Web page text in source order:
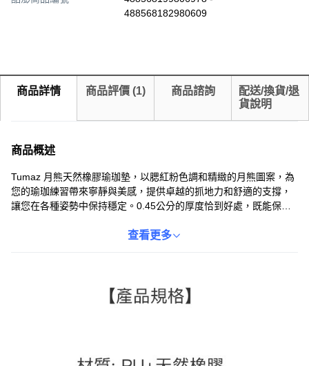
488568182980609
商品詳情 商品評價 (1) 商品諮詢
配送/換貨/退
貨說明
商品概述
Tumaz 月熊天然橡膠瑜珈墊，以腮紅粉色調和精緻的月熊圖案，為
您的瑜珈練習帶來寧靜與美感，提供卓越的抓地力和舒適的支撐，
讓您在各種姿勢中保持穩定。0.45公分的厚度恰到好處，既能保護
的練習者。無論是初學者還是資深瑜珈愛好者，都能在這款兼具美
查看更多